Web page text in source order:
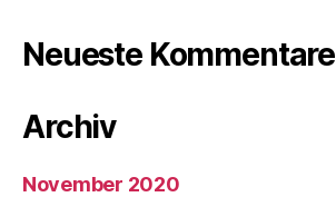
Neueste Kommentare
Archiv
November 2020